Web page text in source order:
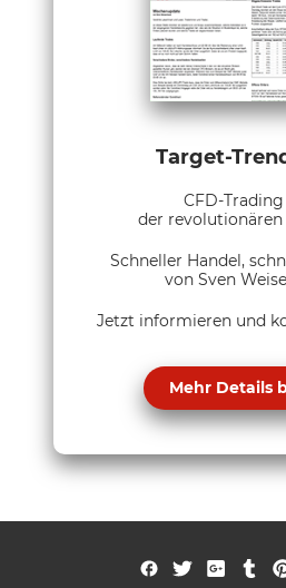
Target-
CFD-
der revolutionären
Schneller Handel,
von Sven
Jetzt informieren und
Mehr Details